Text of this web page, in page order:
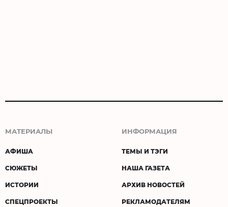
МАТЕРИАЛЫ
АФИША
СЮЖЕТЫ
ИСТОРИИ
СПЕЦПРОЕКТЫ
ИНФОРМАЦИЯ
ТЕМЫ И ТЭГИ
НАША ГАЗЕТА
АРХИВ НОВОСТЕЙ
РЕКЛАМОДАТЕЛЯМ